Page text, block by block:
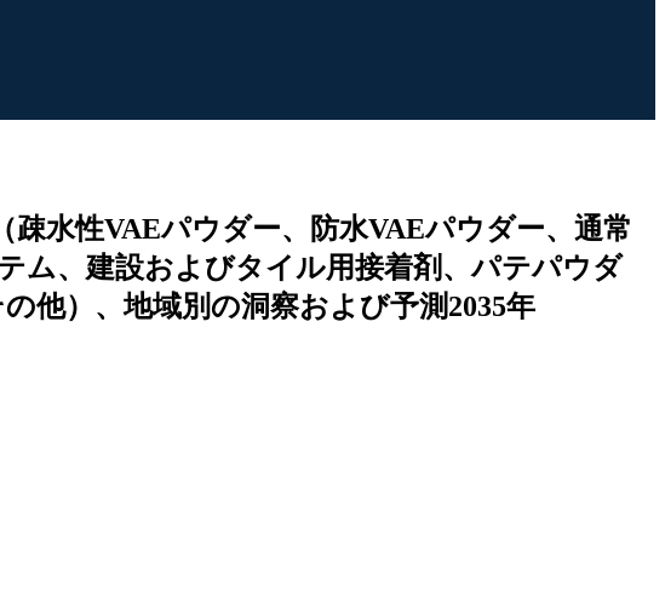
水性VAEパウダー、防水VAEパウダー、通常
ム、建設およびタイル用接着剤、パテパウダ
他）、地域別の洞察および予測2035年